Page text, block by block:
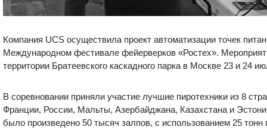
Компания UCS осуществила проект автоматизации точек
Международном фестивале фейерверков «Ростех».
территории Братеевского каскадного парка в Москве 23 и 24
В соревновании приняли участие лучшие пиротехники из 8
Франции, России, Мальты, Азербайджана, Казахстана и
было произведено 50 тысяч залпов, с использованием 25 тонн